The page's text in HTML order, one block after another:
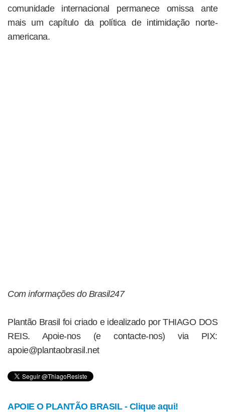
comunidade internacional permanece omissa ante
mais um capítulo da política de intimidação norte-
americana.
Com informações do Brasil247
Plantão Brasil foi criado e idealizado por THIAGO DOS
REIS. Apoie-nos (e contacte-nos) via PIX:
apoie@plantaobrasil.net
APOIE O PLANTÃO BRASIL - Clique aqui!